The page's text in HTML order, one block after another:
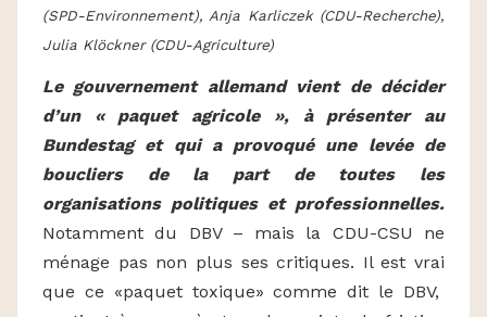
(SPD-Environnement), Anja Karliczek (CDU-Recherche),
Julia Klöckner (CDU-Agriculture)
Le gouvernement allemand vient de décider
d’un « paquet agricole », à présenter au
Bundestag et qui a provoqué une levée de
boucliers de la part de toutes les
organisations politiques et professionnelles.
Notamment du DBV – mais la CDU-CSU ne
ménage pas non plus ses critiques. Il est vrai
que ce «paquet toxique» comme dit le DBV,